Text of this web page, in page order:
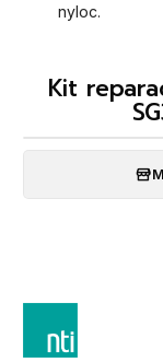
nyloc.
Kit